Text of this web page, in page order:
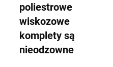
poliestrowe
wiskozowe
komplety są
nieodzowne